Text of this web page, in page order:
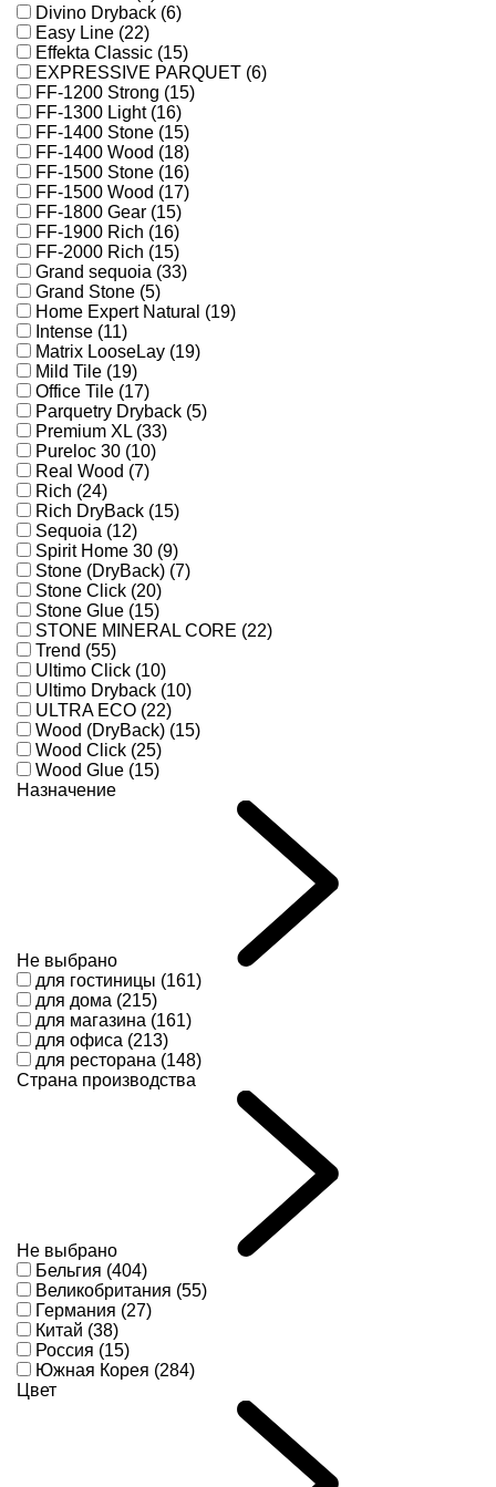
Divino Dryback (6)
Easy Line (22)
Effekta Classic (15)
EXPRESSIVE PARQUET (6)
FF-1200 Strong (15)
FF-1300 Light (16)
FF-1400 Stone (15)
FF-1400 Wood (18)
FF-1500 Stone (16)
FF-1500 Wood (17)
FF-1800 Gear (15)
FF-1900 Rich (16)
FF-2000 Rich (15)
Grand sequoia (33)
Grand Stone (5)
Home Expert Natural (19)
Intense (11)
Matrix LooseLay (19)
Mild Tile (19)
Office Tile (17)
Parquetry Dryback (5)
Premium XL (33)
Pureloc 30 (10)
Real Wood (7)
Rich (24)
Rich DryBack (15)
Sequoia (12)
Spirit Home 30 (9)
Stone (DryBack) (7)
Stone Click (20)
Stone Glue (15)
STONE MINERAL CORE (22)
Trend (55)
Ultimo Click (10)
Ultimo Dryback (10)
ULTRA ECO (22)
Wood (DryBack) (15)
Wood Click (25)
Wood Glue (15)
Назначение
Не выбрано
для гостиницы (161)
для дома (215)
для магазина (161)
для офиса (213)
для ресторана (148)
Страна производства
Не выбрано
Бельгия (404)
Великобритания (55)
Германия (27)
Китай (38)
Россия (15)
Южная Корея (284)
Цвет